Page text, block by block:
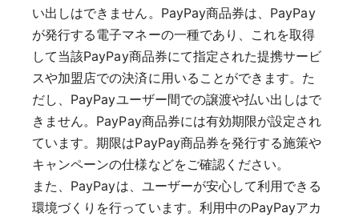
い出しはできません。PayPay商品券は、PayPay
が発行する電子マネーの一種であり、これを取得
して当該PayPay商品券にて指定された提携サービ
スや加盟店での決済に用いることができます。た
だし、PayPayユーザー間での譲渡や払い出しはで
きません。PayPay商品券には有効期限が設定され
ています。期限はPayPay商品券を発行する施策や
キャンペーンの仕様などをご確認ください。
また、PayPayは、ユーザーが安心して利用できる
環境づくりを行っています。利用中のPayPayアカ